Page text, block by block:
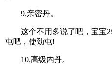
9.亲密丹。
这个不用多说了吧，宝宝2
屯吧，使劲屯!
10.高级内丹。